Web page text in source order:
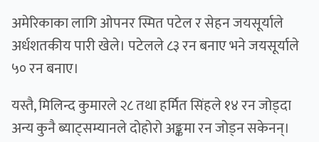
अमेरिकाका लागि ओपनर स्मित पटेल र सेहन जयसूर्याले
अर्धशतकीय पारी खेले। पटेलले ८३ रन बनाए भने जयसूर्याले
५० रन बनाए।
यस्तै, मिलिन्द कुमारले २८ तथा हर्मित सिंहले १४ रन जोड्दा
अन्य कुनै ब्याट्सम्यानले दोहोरो अङ्कमा रन जोड्न सकेनन्।